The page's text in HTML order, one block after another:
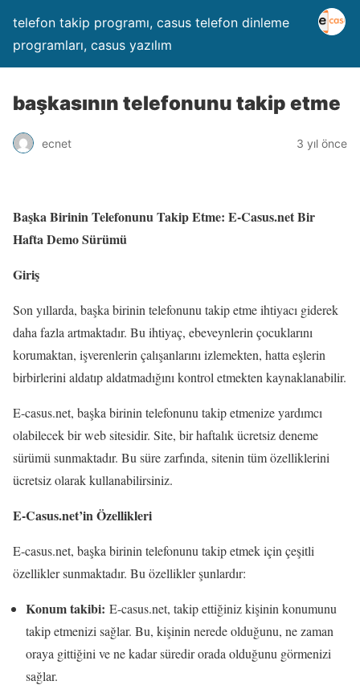
telefon takip programı, casus telefon dinleme
programları, casus yazılım
başkasının telefonunu takip etme
ecnet 3 yıl önce
Başka Birinin Telefonunu Takip Etme: E-Casus.net Bir
Hafta Demo Sürümü
Giriş
Son yıllarda, başka birinin telefonunu takip etme ihtiyacı giderek
daha fazla artmaktadır. Bu ihtiyaç, ebeveynlerin çocuklarını
korumaktan, işverenlerin çalışanlarını izlemekten, hatta eşlerin
birbirlerini aldatıp aldatmadığını kontrol etmekten kaynaklanabilir.
E-casus.net, başka birinin telefonunu takip etmenize yardımcı
olabilecek bir web sitesidir. Site, bir haftalık ücretsiz deneme
sürümü sunmaktadır. Bu süre zarfında, sitenin tüm özelliklerini
ücretsiz olarak kullanabilirsiniz.
E-Casus.net’in Özellikleri
E-casus.net, başka birinin telefonunu takip etmek için çeşitli
özellikler sunmaktadır. Bu özellikler şunlardır:
Konum takibi: E-casus.net, takip ettiğiniz kişinin konumunu
takip etmenizi sağlar. Bu, kişinin nerede olduğunu, ne zaman
oraya gittiğini ve ne kadar süredir orada olduğunu görmenizi
sağlar.